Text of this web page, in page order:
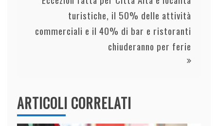
turistiche, il 50% delle attività
commerciali e il 40% di bar e ristoranti
chiuderanno per ferie
ARTICOLI CORRELATI